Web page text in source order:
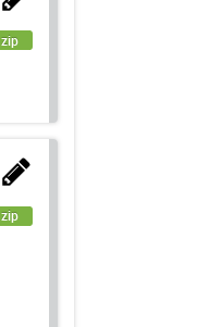
zip
zip